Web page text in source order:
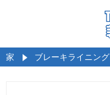
家 ブレーキライニング